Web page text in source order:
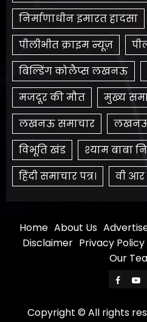
निर्माणाधीन इमारत हादसा
पीलीभीत क्राइम न्यूज़
बिल्डिंग कोलैप्स लखनऊ
मजदूर की मौत
मुख्य
लखनऊ समाचार
लखनऊ
विभूति खंड
श्याम बाबा
हिंदी समाचार पत्र।
​वी
Home About Us
Disclaimer Privacy Policy
Our
Copyright © All rights